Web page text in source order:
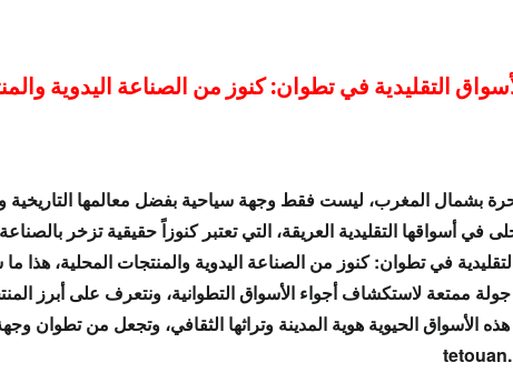
التقليدية في تطوان: كنوز من الصناعة اليدوية
بشمال المغرب، ليست فقط وجهة سياحية بفضل معالمها التاريخية
فيأسواقها التقليدية العريقة، التي تعتبركنوزاً حقيقيةتزخر
في تطوان: كنوز من الصناعة اليدوية والمنتجات المحلية، هذا
جولة ممتعة لاستكشافأجواء الأسواق التطوانية، ونتعرف علىأبرز
الأسواق الحيوية هوية المدينة وتراثها الثقافي، وتجعل من تطوان
.tetouan